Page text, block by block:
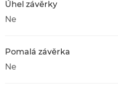
Úhel závěrky
Ne
Pomalá závěrka
Ne